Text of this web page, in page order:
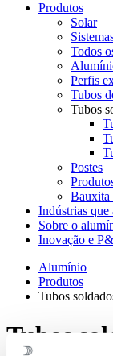
Produtos
Solar
Todos
Perfis
Tubos
Tubos
Postes
Bauxita
Indústrias que
Sobre o
Inovação e
Alumínio
Produtos
Tubos
Tubos